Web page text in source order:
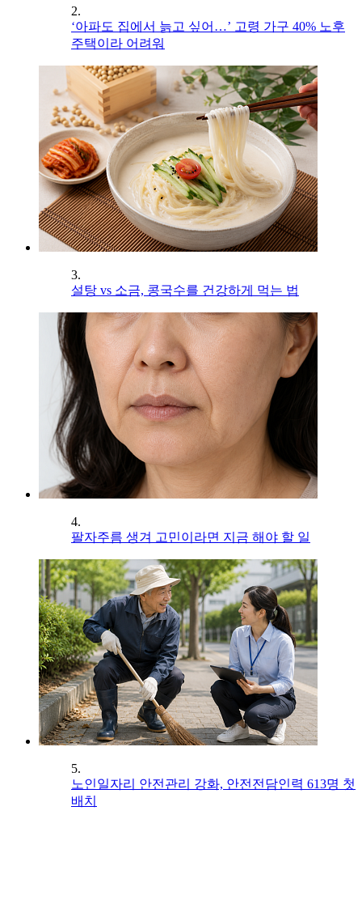
2.
‘아파도 집에서 늙고 싶어…’ 고령 가구 40% 노후
주택이라 어려워
3.
설탕 vs 소금, 콩국수를 건강하게 먹는 법
4.
팔자주름 생겨 고민이라면 지금 해야 할 일
5.
노인일자리 안전관리 강화, 안전전담인력 613명 첫
배치